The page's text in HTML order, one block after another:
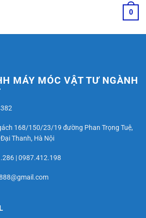
0
MÁY MÓC VẬT TƯ NGÀNH
168/150/23/19 đường Phan Trọng Tuệ,
Thanh, Hà Nội
|0987.412.198